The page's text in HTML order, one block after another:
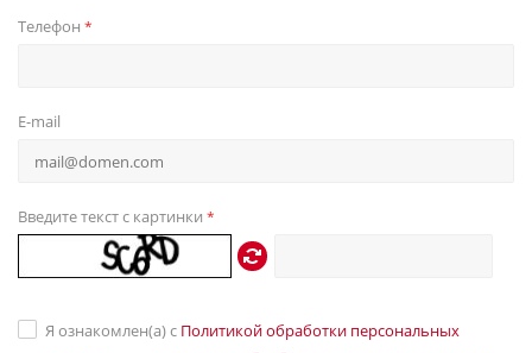
Телефон *
E-mail
Введите текст с картинки *
Я ознакомлен(а) с Политикой обработки персональных